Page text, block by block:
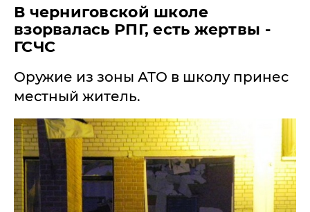
В черниговской школе
взорвалась РПГ, есть жертвы -
ГСЧС
Оружие из зоны АТО в школу принес
местный житель.